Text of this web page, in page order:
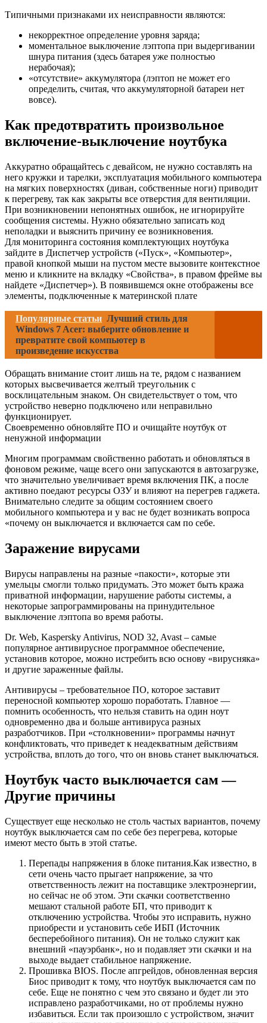
Типичными признаками их неисправности являются:
некорректное определение уровня заряда;
моментальное выключение лэптопа при выдергивании
шнура питания (здесь батарея уже полностью
нерабочая);
«отсутствие» аккумулятора (лэптоп не может его
определить, считая, что аккумуляторной батареи нет
вовсе).
Как предотвратить произвольное
включение-выключение ноутбука
Аккуратно обращайтесь с девайсом, не нужно составлять на
него кружки и тарелки, эксплуатация мобильного компьютера
на мягких поверхностях (диван, собственные ноги) приводит
к перегреву, так как закрыты все отверстия для вентиляции.
При возникновении непонятных ошибок, не игнорируйте
сообщения системы. Нужно обязательно записать код
неполадки и выяснить причину ее возникновения.
Для мониторинга состояния комплектующих ноутбука
зайдите в Диспетчер устройств («Пуск», «Компьютер»,
правой кнопкой мыши на пустом месте вызовите контекстное
меню и кликните на вкладку «Свойства», в правом фрейме вы
найдете «Диспетчер»). В появившемся окне отображены все
элементы, подключенные к материнской плате
Популярные статьи Лучший стиль для
Windows 7 Acer: выберите обновление и
превратите свой компьютер в
произведение искусства
Обращать внимание стоит лишь на те, рядом с названием
которых высвечивается желтый треугольник с
восклицательным знаком. Он свидетельствует о том, что
устройство неверно подключено или неправильно
функционирует.
Своевременно обновляйте ПО и очищайте ноутбук от
ненужной информации
Многим программам свойственно работать и обновляться в
фоновом режиме, чаще всего они запускаются в автозагрузке,
что значительно увеличивает время включения ПК, а после
активно поедают ресурсы ОЗУ и влияют на перегрев гаджета.
Внимательно следите за общим состоянием своего
мобильного компьютера и у вас не будет возникать вопроса
«почему он выключается и включается сам по себе.
Заражение вирусами
Вирусы направлены на разные «пакости», которые эти
умельцы смогли только придумать. Это может быть кража
приватной информации, нарушение работы системы, а
некоторые запрограммированы на принудительное
выключение лэптопа во время работы.
Dr. Web, Kaspersky Antivirus, NOD 32, Avast – самые
популярное антивирусное программное обеспечение,
установив которое, можно истребить всю основу «вирусняка»
и другие зараженные файлы.
Антивирусы – требовательное ПО, которое заставит
переносной компьютер хорошо поработать. Главное —
помнить особенность, что нельзя ставить на один ноут
одновременно два и больше антивируса разных
разработчиков. При «столкновении» программы начнут
конфликтовать, что приведет к неадекватным действиям
устройства, вплоть до того, что он вновь станет выключаться.
Ноутбук часто выключается сам —
Другие причины
Существует еще несколько не столь частых вариантов, почему
ноутбук выключается сам по себе без перегрева, которые
имеют место быть в этой статье.
Перепады напряжения в блоке питания.Как известно, в
сети очень часто прыгает напряжение, за что
ответственность лежит на поставщике электроэнергии,
но сейчас не об этом. Эти скачки соответственно
мешают стальной работе БП, что приводит к
отключению устройства. Чтобы это исправить, нужно
приобрести и установить себе ИБП (Источник
бесперебойного питания). Он не только служит как
внешний «пауэрбанк», но и подавляет эти скачки и на
выходе выдает стабильное напряжение.
Прошивка BIOS. После апгрейдов, обновленная версия
Биос приводит к тому, что ноутбук выключается сам по
себе. Еще не понятно с чем это связано и будет ли это
исправлено разработчиками, но от проблемы нужно
избавиться. Если так произошло с устройством, значит